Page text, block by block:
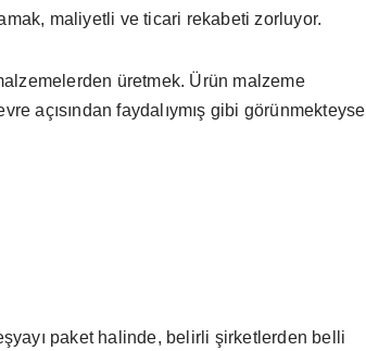
maliyetli ve ticari rekabeti zorluyor.
üretmek. Ürün malzeme
açısından faydalıymış gibi görünmekteyse
paket halinde, belirli şirketlerden belli